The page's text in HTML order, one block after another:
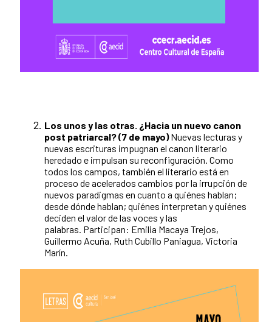
Los unos y las otras. ¿Hacia un nuevo canon
post patriarcal? (7 de mayo)Nuevas lecturas y
nuevas escrituras impugnan el canon literario
heredado e impulsan su reconfiguración. Como
todos los campos, también el literario está en
proceso de acelerados cambios por la irrupción de
nuevos paradigmas en cuanto a quiénes hablan;
desde dónde hablan; quiénes interpretan y quiénes
deciden el valor de las voces y las
palabras. Participan: Emilia Macaya Trejos,
Guillermo Acuña, Ruth Cubillo Paniagua, Victoria
Marín.